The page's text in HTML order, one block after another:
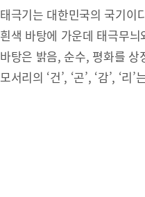
태극기는 대한민국의 국기이
흰색 바탕에 가운데 태극무
바탕은 밝음, 순수, 평화를 상
모서리의 ‘건’, ‘곤’, ‘감’, ‘